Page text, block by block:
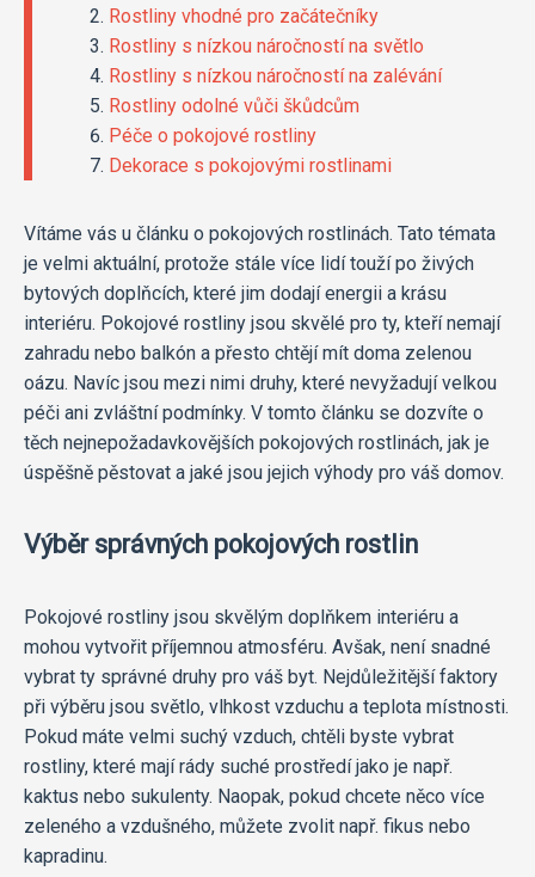
Rostliny vhodné pro začátečníky
Rostliny s nízkou náročností na světlo
Rostliny s nízkou náročností na zalévání
Rostliny odolné vůči škůdcům
Péče o pokojové rostliny
Dekorace s pokojovými rostlinami
Vítáme vás u článku o pokojových rostlinách. Tato témata
je velmi aktuální, protože stále více lidí touží po živých
bytových doplňcích, které jim dodají energii a krásu
interiéru. Pokojové rostliny jsou skvělé pro ty, kteří nemají
zahradu nebo balkón a přesto chtějí mít doma zelenou
oázu. Navíc jsou mezi nimi druhy, které nevyžadují velkou
péči ani zvláštní podmínky. V tomto článku se dozvíte o
těch nejnepožadavkovějších pokojových rostlinách, jak je
úspěšně pěstovat a jaké jsou jejich výhody pro váš domov.
Výběr správných pokojových rostlin
Pokojové rostliny jsou skvělým doplňkem interiéru a
mohou vytvořit příjemnou atmosféru. Avšak, není snadné
vybrat ty správné druhy pro váš byt. Nejdůležitější faktory
při výběru jsou světlo, vlhkost vzduchu a teplota místnosti.
Pokud máte velmi suchý vzduch, chtěli byste vybrat
rostliny, které mají rády suché prostředí jako je např.
kaktus nebo sukulenty. Naopak, pokud chcete něco více
zeleného a vzdušného, můžete zvolit např. fikus nebo
kapradinu.